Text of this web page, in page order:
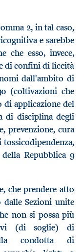
2, in tal caso,
e sarebbe
che esso, invece,
di confini di liceità
dall'ambito di
(coltivazioni che
applicazione del
di disciplina degli
prevenzione, cura
Repubblica 9
che prendere atto
Sezioni unite
non si possa più
(di soglie) di
condotta di